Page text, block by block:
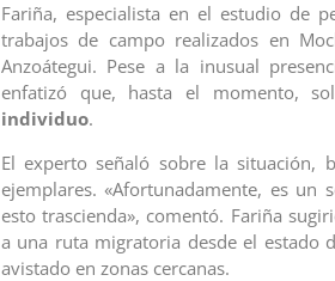
Fariña, especialista en el estudio de
trabajos de campo realizados en
Anzoátegui. Pese a la inusual
enfatizó que, hasta el momento,
individuo.
El experto señaló sobre la situación,
ejemplares. «Afortunadamente, es
esto trascienda», comentó. Fariña
a una ruta migratoria desde el estado
avistado en zonas cercanas.